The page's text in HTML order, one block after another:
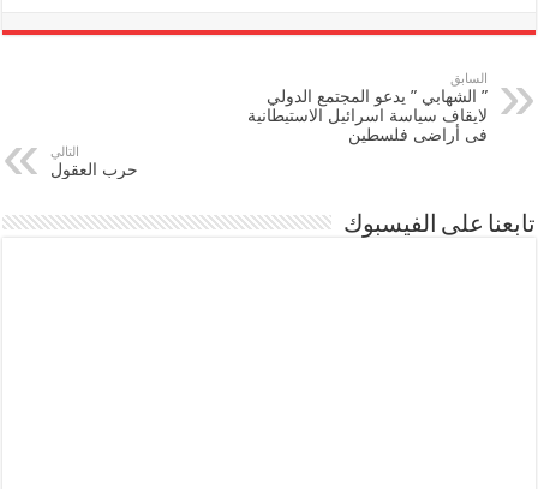
السابق
” الشهابي ” يدعو المجتمع الدولي
لايقاف سياسة اسرائيل الاستيطانية
فى أراضى فلسطين
التالي
حرب العقول
تابعنا على الفيسبوك